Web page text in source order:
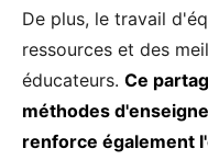
De plus, le travail
ressources et des
éducateurs. Ce
méthodes
renforce également